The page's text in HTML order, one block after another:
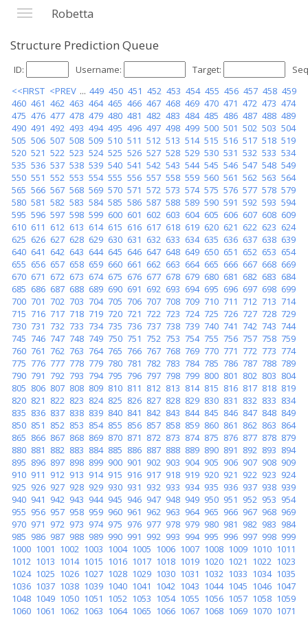
Robetta
Structure Prediction Queue
ID: Username: Target:
<<FIRST <PREV ... 449 450 451 452 453 454 455 456 457 458 459
460 461 462 463 464 465 466 467 468 469 470 471 472 473 474
475 476 477 478 479 480 481 482 483 484 485 486 487 488 489
490 491 492 493 494 495 496 497 498 499 500 501 502 503 504
505 506 507 508 509 510 511 512 513 514 515 516 517 518 519
520 521 522 523 524 525 526 527 528 529 530 531 532 533 534
535 536 537 538 539 540 541 542 543 544 545 546 547 548 549
550 551 552 553 554 555 556 557 558 559 560 561 562 563 564
565 566 567 568 569 570 571 572 573 574 575 576 577 578 579
580 581 582 583 584 585 586 587 588 589 590 591 592 593 594
595 596 597 598 599 600 601 602 603 604 605 606 607 608 609
610 611 612 613 614 615 616 617 618 619 620 621 622 623 624
625 626 627 628 629 630 631 632 633 634 635 636 637 638 639
640 641 642 643 644 645 646 647 648 649 650 651 652 653 654
655 656 657 658 659 660 661 662 663 664 665 666 667 668 669
670 671 672 673 674 675 676 677 678 679 680 681 682 683 684
685 686 687 688 689 690 691 692 693 694 695 696 697 698 699
700 701 702 703 704 705 706 707 708 709 710 711 712 713 714
715 716 717 718 719 720 721 722 723 724 725 726 727 728 729
730 731 732 733 734 735 736 737 738 739 740 741 742 743 744
745 746 747 748 749 750 751 752 753 754 755 756 757 758 759
760 761 762 763 764 765 766 767 768 769 770 771 772 773 774
775 776 777 778 779 780 781 782 783 784 785 786 787 788 789
790 791 792 793 794 795 796 797 798 799 800 801 802 803 804
805 806 807 808 809 810 811 812 813 814 815 816 817 818 819
820 821 822 823 824 825 826 827 828 829 830 831 832 833 834
835 836 837 838 839 840 841 842 843 844 845 846 847 848 849
850 851 852 853 854 855 856 857 858 859 860 861 862 863 864
865 866 867 868 869 870 871 872 873 874 875 876 877 878 879
880 881 882 883 884 885 886 887 888 889 890 891 892 893 894
895 896 897 898 899 900 901 902 903 904 905 906 907 908 909
910 911 912 913 914 915 916 917 918 919 920 921 922 923 924
925 926 927 928 929 930 931 932 933 934 935 936 937 938 939
940 941 942 943 944 945 946 947 948 949 950 951 952 953 954
955 956 957 958 959 960 961 962 963 964 965 966 967 968 969
970 971 972 973 974 975 976 977 978 979 980 981 982 983 984
985 986 987 988 989 990 991 992 993 994 995 996 997 998 999
1000 1001 1002 1003 1004 1005 1006 1007 1008 1009 1010 1011
1012 1013 1014 1015 1016 1017 1018 1019 1020 1021 1022 1023
1024 1025 1026 1027 1028 1029 1030 1031 1032 1033 1034 1035
1036 1037 1038 1039 1040 1041 1042 1043 1044 1045 1046 1047
1048 1049 1050 1051 1052 1053 1054 1055 1056 1057 1058 1059
1060 1061 1062 1063 1064 1065 1066 1067 1068 1069 1070 1071